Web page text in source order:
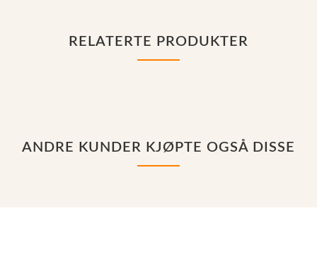
RELATERTE PRODUKTER
ANDRE KUNDER KJØPTE OGSÅ DISSE